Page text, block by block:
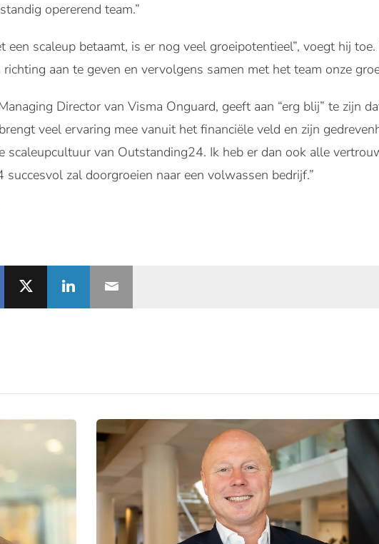
opererend team.”
een scaleup betaamt, is er nog veel groeipotentieel”, voegt hij
richting aan te geven en vervolgens samen met het team onze
Director van Visma Onguard, geeft aan “erg blij” te zijn
veel ervaring mee vanuit het financiële veld en zijn
scaleupcultuur van Outstanding24. Ik heb er dan ook alle
zal doorgroeien naar een volwassen bedrijf.”